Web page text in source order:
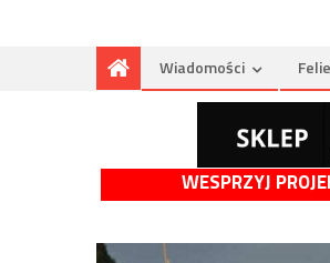
Wiadomości
WESPRZYJ